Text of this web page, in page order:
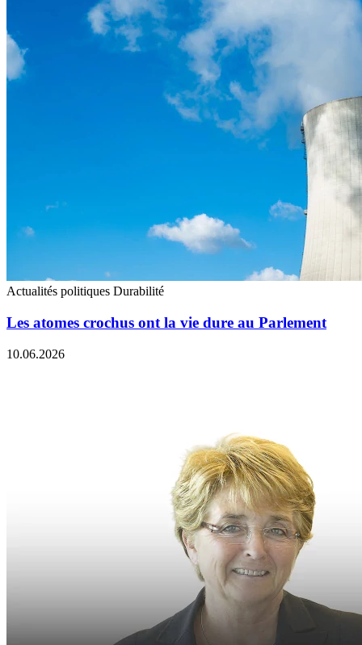
Actualités politiques Durabilité
Les atomes crochus ont la vie dure au Parlement
10.06.2026